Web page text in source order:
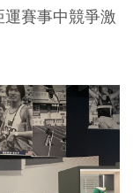
賽事中競爭激